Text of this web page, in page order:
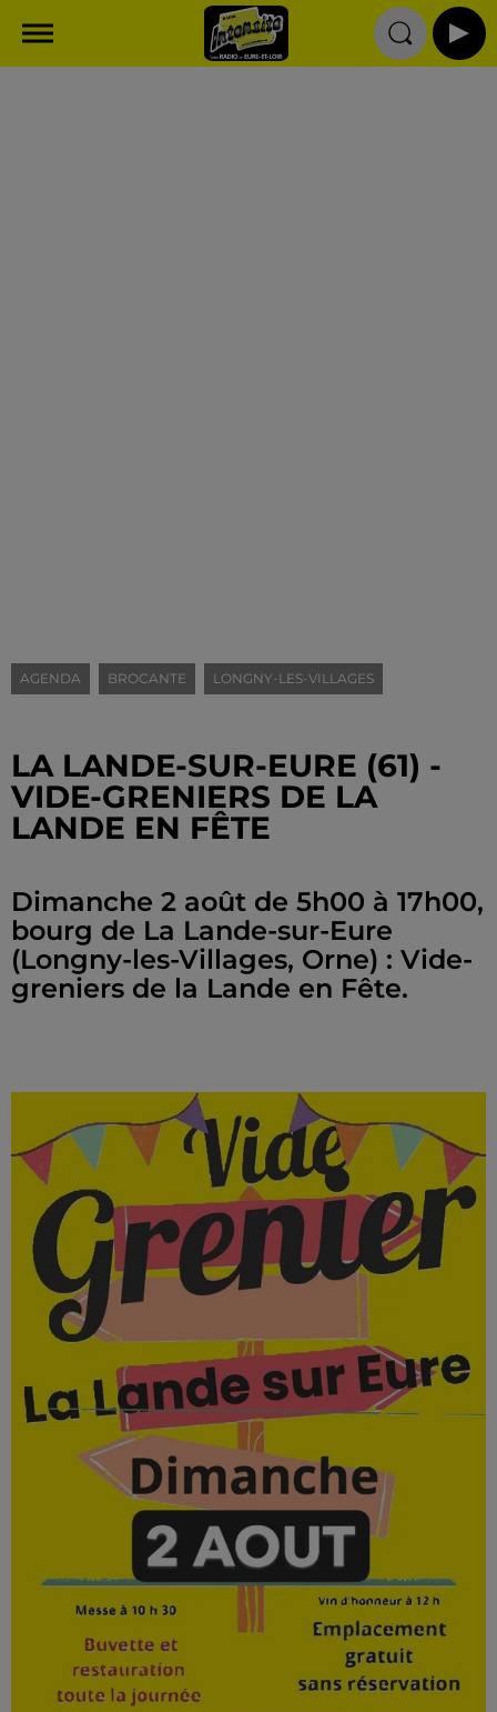
AGENDA BROCANTE LONGNY-LES-VILLAGES
LA LANDE-SUR-EURE (61) -
VIDE-GRENIERS DE LA
LANDE EN FÊTE
Dimanche 2 août de 5h00 à 17h00,
bourg de La Lande-sur-Eure
(Longny-les-Villages, Orne) : Vide-
greniers de la Lande en Fête.